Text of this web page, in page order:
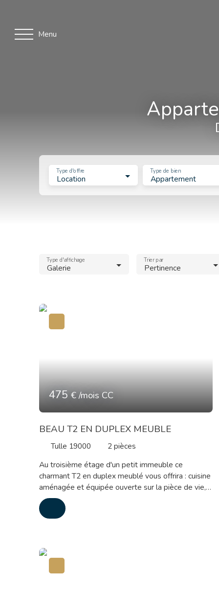
Menu
Location
Type d'offre
Appartement
Type de bien
Galerie
Type d'affichage
Pertinence
Trier par
475€ /mois CC
BEAU T2 EN DUPLEX MEUBLE
Tulle 19000 2pièces
Au troisième étage d'un petit immeuble ce
charmant T2 en duplex meublé vous offrira : cuisine
aménagée et équipée ouverte sur la pièce de vie,
et à l'étage une grande chambre avec rangements,
salle de bains et wc. Loyer : 400 euros + 75 euros
de charges dont électricité et chauffage.